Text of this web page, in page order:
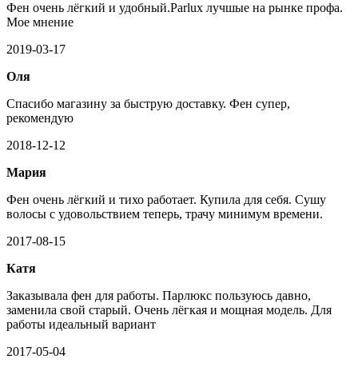
Фен очень лёгкий и удобный.Parlux лучшые на рынке профа.
Мое мнение
2019-03-17
Оля
Спасибо магазину за быструю доставку. Фен супер,
рекомендую
2018-12-12
Мария
Фен очень лёгкий и тихо работает. Купила для себя. Сушу
волосы с удовольствием теперь, трачу минимум времени.
2017-08-15
Катя
Заказывала фен для работы. Парлюкс пользуюсь давно,
заменила свой старый. Очень лёгкая и мощная модель. Для
работы идеальный вариант
2017-05-04